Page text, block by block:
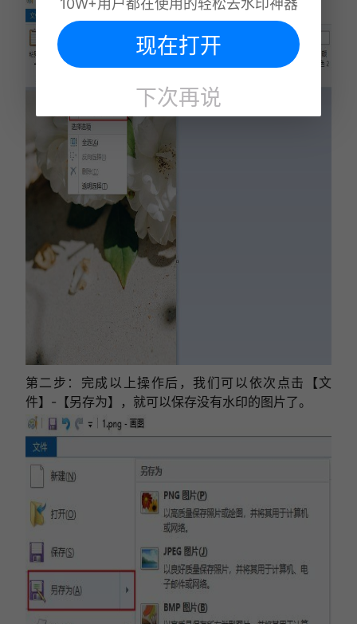
第二步：完成以上操作后，我们可以依次点击【文
件】-【另存为】，就可以保存没有水印的图片了。
10W+用户都在使用的轻松去水印神器
现在打开
下次再说